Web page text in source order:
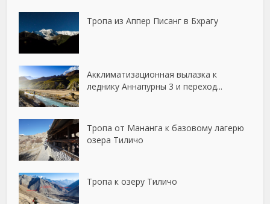
Тропа из Аппер Писанг в Бхрагу
Акклиматизационная вылазка к
леднику Аннапурны 3 и переход...
Тропа от Мананга к базовому лагерю
озера Тиличо
Тропа к озеру Тиличо